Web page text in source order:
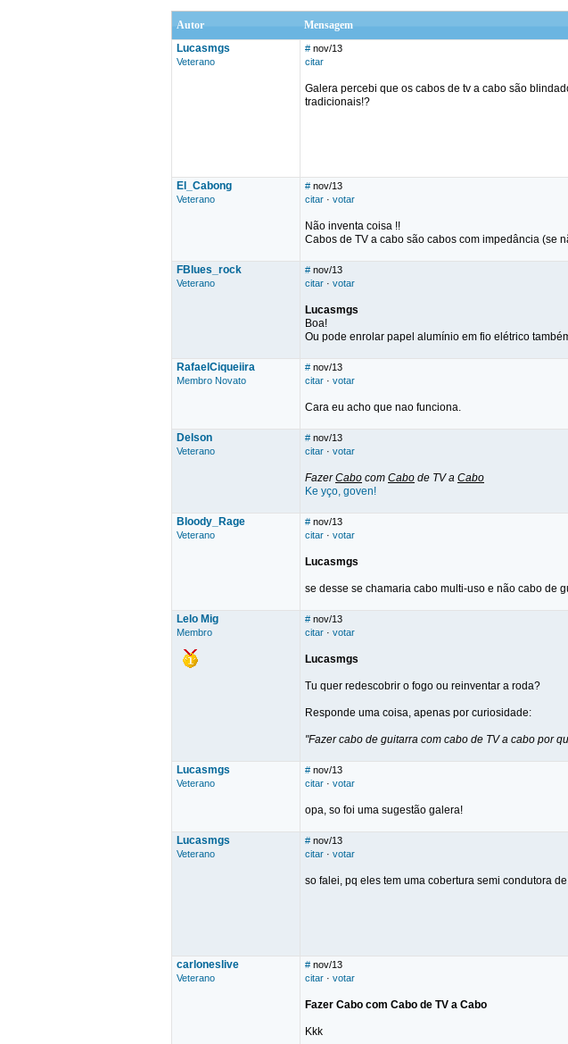
Autor
Mensagem
Lucasmgs
Veterano
# nov/13
citar
Galera percebi que os cabos de tv a cabo são
tradicionais!?
El_Cabong
Veterano
# nov/13
citar · votar
Não inventa coisa !!
Cabos de TV a cabo são cabos com impedância (se
FBlues_rock
Veterano
# nov/13
citar · votar
Lucasmgs
Boa!
Ou pode enrolar papel alumínio em fio elétrico
RafaelCiqueiira
Membro Novato
# nov/13
citar · votar
Cara eu acho que nao funciona.
Delson
Veterano
# nov/13
citar · votar
FazerCabo com Cabo de TV a Cabo
Ke yço, goven!
Bloody_Rage
Veterano
# nov/13
citar · votar
Lucasmgs
se desse se chamaria cabo multi-uso e não cabo de
Lelo Mig
Membro
# nov/13
citar · votar
Lucasmgs
Tu quer redescobrir o fogo ou reinventar a roda?
Responde uma coisa, apenas por curiosidade:
"Fazer cabo de guitarra com cabo de TV a cabo por
Lucasmgs
Veterano
# nov/13
citar · votar
opa, so foi uma sugestão galera!
Lucasmgs
Veterano
# nov/13
citar · votar
so falei, pq eles tem uma cobertura semi condutora
carloneslive
Veterano
# nov/13
citar · votar
Fazer Cabo com Cabo de TV a Cabo
Kkk